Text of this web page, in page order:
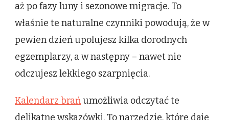
aż po fazy luny i sezonowe migracje. To
właśnie te naturalne czynniki powodują, że w
pewien dzień upolujesz kilka dorodnych
egzemplarzy, a w następny – nawet nie
odczujesz lekkiego szarpnięcia.
Kalendarz brańumożliwia odczytać te
delikatne wskazówki. To narzędzie, które daje